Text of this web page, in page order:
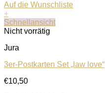
Auf die Wunschliste
+
Schnellansicht
Nicht vorrätig
Jura
3er-Postkarten Set „law love“
€10,50